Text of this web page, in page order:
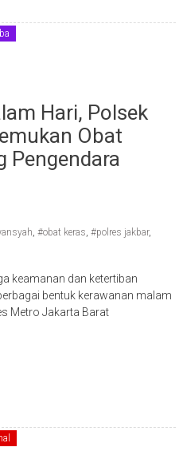
Hari, Polsek
Obat
Pengendara
,#obat keras ,#polres jakbar,
keamanan dan ketertiban
bentuk kerawanan malam
Metro Jakarta Barat